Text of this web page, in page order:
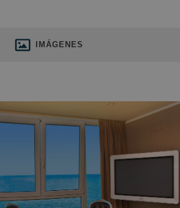
IMÁGENES